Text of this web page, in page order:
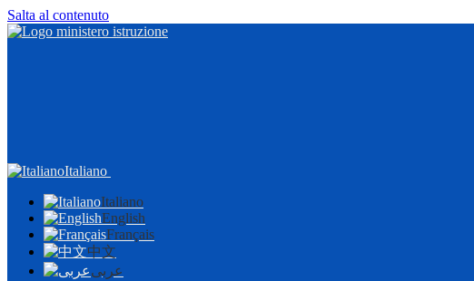
Salta al contenuto
Italiano
Italiano
English
Français
中文
عربى